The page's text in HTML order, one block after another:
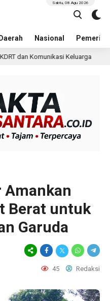
Daerah Nasional
Sabtu, 08 Agu 2026
3 jam lalu KKN Undip Bekali
Amankan
Berat untuk
Garuda
45 Redaksi